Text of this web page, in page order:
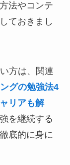
法やコンテ
ておきまし
方は、関連
グの勉強法4
リアも解
を継続する
底的に身に